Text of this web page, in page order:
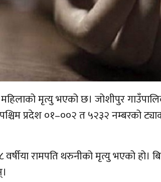
मृत्यु भएको छ। जोशीपुर
प्रदेश ०१–००२ त ५२३२ नम्बरको
रामपति थरुनीको मृत्यु भएको हो।